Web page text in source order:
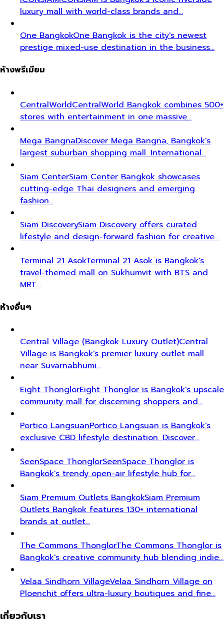
luxury mall with world-class brands and…
One BangkokOne Bangkok is the city's newest
prestige mixed-use destination in the business…
ห้างพรีเมียม
CentralWorldCentralWorld Bangkok combines 500+
stores with entertainment in one massive…
Mega BangnaDiscover Mega Bangna, Bangkok's
largest suburban shopping mall. International…
Siam CenterSiam Center Bangkok showcases
cutting-edge Thai designers and emerging
fashion…
Siam DiscoverySiam Discovery offers curated
lifestyle and design-forward fashion for creative…
Terminal 21 AsokTerminal 21 Asok is Bangkok's
travel-themed mall on Sukhumvit with BTS and
MRT…
ห้างอื่นๆ
Central Village (Bangkok Luxury Outlet)Central
Village is Bangkok's premier luxury outlet mall
near Suvarnabhumi…
Eight ThonglorEight Thonglor is Bangkok's upscale
community mall for discerning shoppers and…
Portico LangsuanPortico Langsuan is Bangkok's
exclusive CBD lifestyle destination. Discover…
SeenSpace ThonglorSeenSpace Thonglor is
Bangkok's trendy open-air lifestyle hub for…
Siam Premium Outlets BangkokSiam Premium
Outlets Bangkok features 130+ international
brands at outlet…
The Commons ThonglorThe Commons Thonglor is
Bangkok's creative community hub blending indie…
Velaa Sindhorn VillageVelaa Sindhorn Village on
Ploenchit offers ultra-luxury boutiques and fine…
เกี่ยวกับเรา